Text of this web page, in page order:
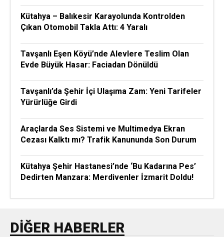
Kütahya – Balıkesir Karayolunda Kontrolden
Çıkan Otomobil Takla Attı: 4 Yaralı
Tavşanlı Eşen Köyü’nde Alevlere Teslim Olan
Evde Büyük Hasar: Faciadan Dönüldü
Tavşanlı’da Şehir İçi Ulaşıma Zam: Yeni Tarifeler
Yürürlüğe Girdi
Araçlarda Ses Sistemi ve Multimedya Ekran
Cezası Kalktı mı? Trafik Kanununda Son Durum
Kütahya Şehir Hastanesi’nde ‘Bu Kadarına Pes’
Dedirten Manzara: Merdivenler İzmarit Doldu!
DIĞER HABERLER